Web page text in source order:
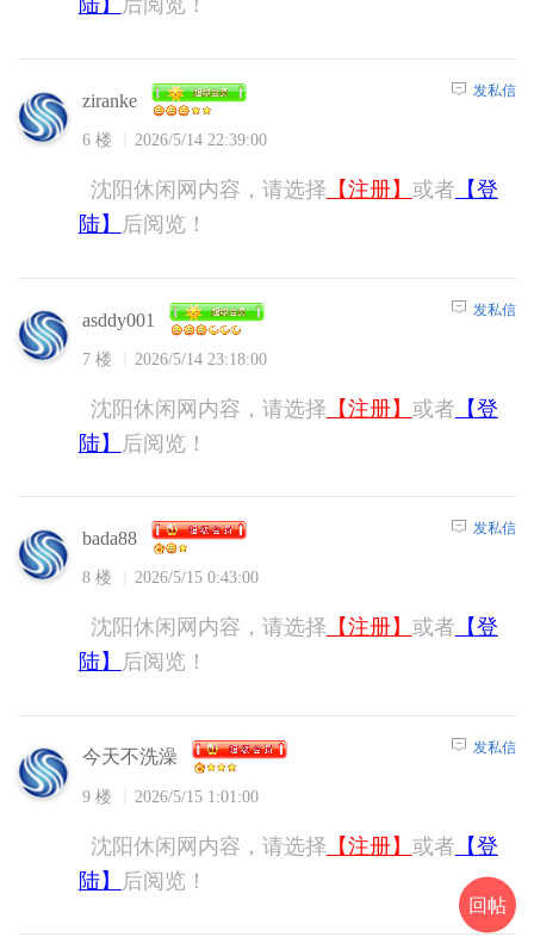
陆】
后阅览！
ziranke
6 楼 2026/5/14 22:39:00
发私信
沈阳休闲网内容，请选择 【注册】 或者 【登
陆】
后阅览！
asddy001
7 楼 2026/5/14 23:18:00
发私信
沈阳休闲网内容，请选择 【注册】 或者 【登
陆】
后阅览！
bada88
8 楼 2026/5/15 0:43:00
发私信
沈阳休闲网内容，请选择 【注册】 或者 【登
陆】
后阅览！
今天不洗澡
9 楼 2026/5/15 1:01:00
发私信
沈阳休闲网内容，请选择 【注册】 或者 【登
陆】
后阅览！
回帖